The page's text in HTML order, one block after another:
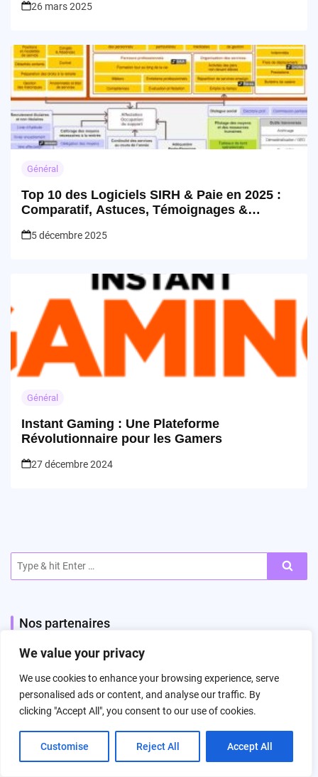
We value your privacy
We use cookies to enhance your browsing experience, serve
personalised ads or content, and analyse our traffic. By
clicking "Accept All", you consent to our use of cookies.
Customise Reject All Accept All
26 mars 2025
Général
Top 10 des Logiciels SIRH & Paie en 2025 :
Comparatif, Astuces, Témoignages &
5 décembre 2025
Général
Instant Gaming : Une Plateforme
Révolutionnaire pour les Gamers
27 décembre 2024
for:
Nos partenaires
mecanique de precision en9100
Autocar occasion
Ensemble pour l’excellence